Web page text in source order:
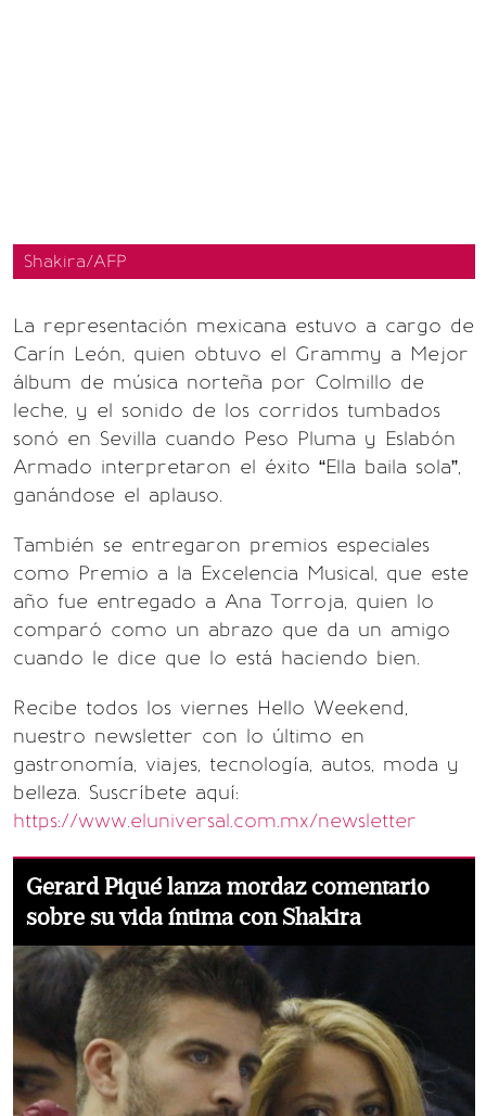
Shakira/AFP
La representación mexicana estuvo a cargo de
Carín León, quien obtuvo el Grammy a Mejor
álbum de música norteña por Colmillo de
leche, y el sonido de los corridos tumbados
sonó en Sevilla cuando Peso Pluma y Eslabón
Armado interpretaron el éxito “Ella baila sola”,
ganándose el aplauso.
También se entregaron premios especiales
como Premio a la Excelencia Musical, que este
año fue entregado a Ana Torroja, quien lo
comparó como un abrazo que da un amigo
cuando le dice que lo está haciendo bien.
Recibe todos los viernes Hello Weekend,
nuestro newsletter con lo último en
gastronomía, viajes, tecnología, autos, moda y
belleza. Suscríbete aquí:
https://www.eluniversal.com.mx/newsletter
Gerard Piqué lanza mordaz comentario
sobre su vida íntima con Shakira